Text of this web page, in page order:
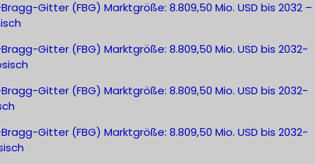
Gitter (FBG) Marktgröße: 8.809,50 Mio. USD bis 2032 –
Gitter (FBG) Marktgröße: 8.809,50 Mio. USD bis 2032-
Gitter (FBG) Marktgröße: 8.809,50 Mio. USD bis 2032-
Gitter (FBG) Marktgröße: 8.809,50 Mio. USD bis 2032-